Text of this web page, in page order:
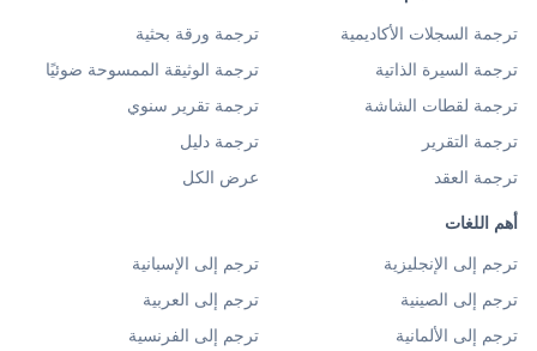
ترجمة السجلات الأكاديمية
ترجمة ورقة بحثية
ترجمة السيرة الذاتية
ترجمة الوثيقة الممسوحة ضوئيًا
ترجمة لقطات الشاشة
ترجمة تقرير سنوي
ترجمة التقرير
ترجمة دليل
ترجمة العقد
عرض الكل
أهم اللغات
ترجم إلى الإنجليزية
ترجم إلى الإسبانية
ترجم إلى الصينية
ترجم إلى العربية
ترجم إلى الألمانية
ترجم إلى الفرنسية